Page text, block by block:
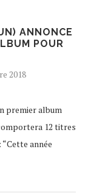
ANNONCE
POUR
2018
premier album
12 titres
année